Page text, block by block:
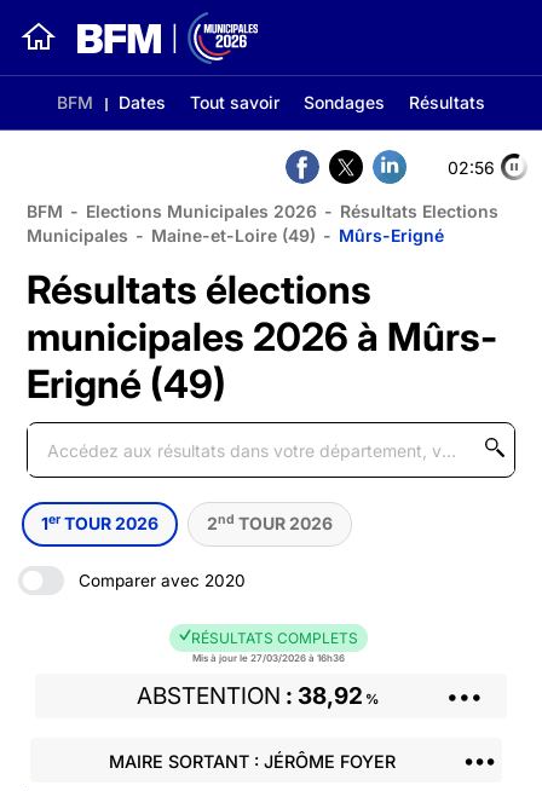
BFM Dates Tout savoir Sondages Résultats
02:56
BFM - Elections Municipales 2026 - Résultats Elections
Municipales - Maine-et-Loire (49) - Mûrs-Erigné
Résultats élections
municipales 2026 à Mûrs-
Erigné (49)
1er TOUR 2026 2nd TOUR 2026
Comparer avec 2020
RÉSULTATS COMPLETS
Mis à jour le 27/03/2026 à 16h36
ABSTENTION 38,92 % •••
MAIRE SORTANT : JÉRÔME FOYER •••